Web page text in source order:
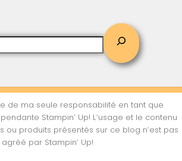
de ma seule responsabilité en tant que
Stampin’ Up! L’usage et le contenu
ou produits présentés sur ce blog n’est pas
agréé par Stampin’ Up!